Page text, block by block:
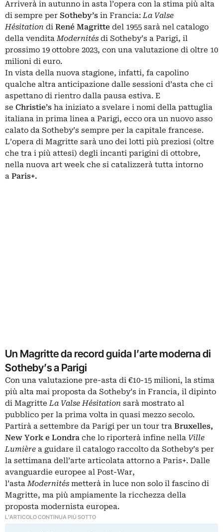
Arriverà in autunno in asta l’opera con la stima più alta
di sempre per Sotheby’s in Francia:La Valse
Hésitation di René Magritte del 1955 sarà nel catalogo
della venditaModernités di Sotheby’s a Parigi, il
prossimo 19 ottobre 2023, con una valutazione di oltre 10
milioni di euro.
In vista della nuova stagione, infatti, fa capolino
qualche altra anticipazione dalle sessioni d’asta che ci
aspettano di rientro dalla pausa estiva. E
se Christie’s ha iniziato a svelare i nomi della pattuglia
italiana in prima linea a Parigi, ecco ora un nuovo asso
calato da Sotheby’s sempre per la capitale francese.
L’opera di Magritte sarà uno dei lotti più preziosi (oltre
che tra i più attesi) degli incanti parigini di ottobre,
nella nuova art week che si catalizzerà tutta intorno
a Paris+.
Un Magritte da record guida l’arte moderna di
Sotheby’s a Parigi
Con una valutazione pre-asta di €10-15 milioni, la stima
più alta mai proposta da Sotheby’s in Francia, il dipinto
di MagritteLa Valse Hésitation sarà mostrato al
pubblico per la prima volta in quasi mezzo secolo.
Partirà a settembre da Parigi per un tour tra Bruxelles,
New York e Londra che lo riporterà infine nella Ville
Lumière a guidare il catalogo raccolto da Sotheby’s per
la settimana dell’arte articolata attorno a Paris+. Dalle
avanguardie europee al Post-War,
l’astaModernités metterà in luce non solo il fascino di
Magritte, ma più ampiamente la ricchezza della
proposta modernista europea.
L'ARTICOLO CONTINUA PIÙ SOTTO